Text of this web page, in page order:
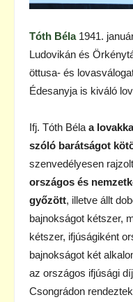
Tóth Béla1941.
Ludovikán és
öttusa- és
Édesanyja is kiváló
Ifj. Tóth Béla a
szóló barátságot
szenvedélyesen
országos és
győzött, illetve állt
bajnokságot kétszer,
kétszer, ifjúságiként
bajnokságot két
az országos ifjúsági
Csongrádon